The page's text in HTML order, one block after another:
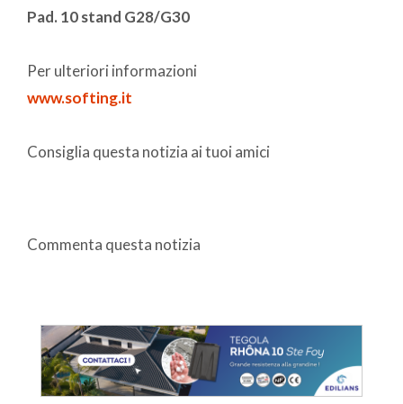
Pad. 10 stand G28/G30
Per ulteriori informazioni
www.softing.it
Consiglia questa notizia ai tuoi amici
Commenta questa notizia